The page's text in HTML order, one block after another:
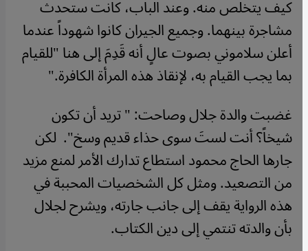
كيف يتخلص منه. وعند الباب، كانت ستحدث
مشاجرة بينهما. وجميع الجيران كانوا شهوداً عندما
أعلن سلاموني بصوت عالٍ أنه قَدِمَ إلى هنا "للقيام
بما يجب القيام به، لإنقاذ هذه المرأة الكافرة."
غضبت والدة جلال وصاحت: " تريد أن تكون
شيخاً؟ أنت لستَ سوى حذاء قديم وسخ". لكن
جارها الحاج محمود استطاع تدارك الأمر لمنع مزيد
من التصعيد. ومثل كل الشخصيات المحببة في
هذه الرواية يقف إلى جانب جارته، ويشرح لجلال
بأن والدته تنتمي إلى دين الكتاب.